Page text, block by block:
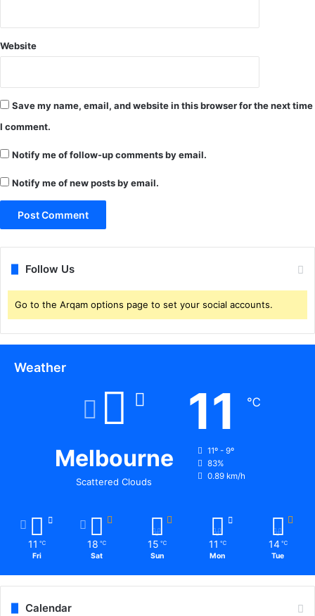
मि
ली
स
ल
Website
Save my name, email, and website in this browser for the next time
I comment.
Notify me of follow-up comments by email.
Notify me of new posts by email.
Follow Us
Go to the Arqam options page to set your social accounts.
Weather
Melbourne
Scattered Clouds
11 ℃
11º - 9º
83%
0.89 km/h
11 ℃
Fri
18 ℃
Sat
15 ℃
Sun
11 ℃
Mon
14 ℃
Tue
Calendar